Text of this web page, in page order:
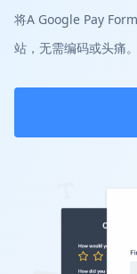
将A Google Pay
站，无需编码或头痛。